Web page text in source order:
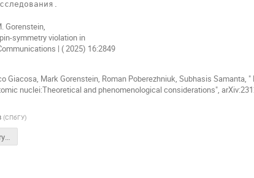
Gorenstein,
symmetry violation in
| ( 2025) 16:2849
Giacosa, Mark Gorenstein, Roman Poberezhniuk, Subhasis Samanta,
nuclei:Theoretical and phenomenological considerations",
(СПбГУ)
Isospin-symmetry_violation_Feofilov_02-06-2026-f.pptx